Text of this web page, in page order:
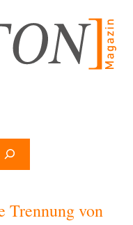
Trennung von